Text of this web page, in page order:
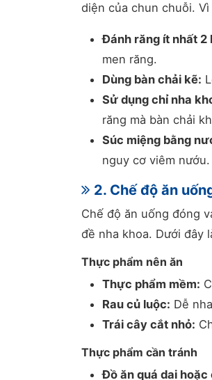
diện của chun chuỗi.
Đánh răng ít nhất 2
men răng.
Dùng bàn chải kẽ:
Sử dụng chỉ nha
răng mà bàn chải
Súc miệng bằng
nguy cơ viêm nướu.
2. Chế độ ăn
Chế độ ăn uống đóng
đề nha khoa. Dưới đây
Thực phẩm nên ăn
Thực phẩm mềm:
Rau củ luộc: Dễ
Trái cây cắt nhỏ:
Thực phẩm cần tránh
Đồ ăn quá dai hoặc